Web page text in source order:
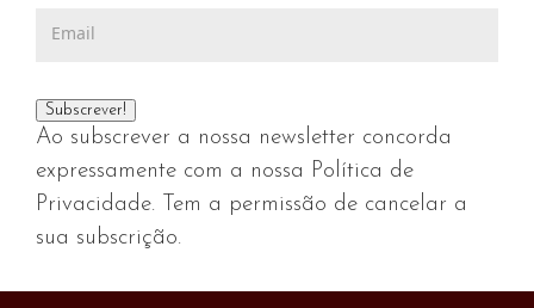
Ao subscrever a nossa newsletter concorda
expressamente com a nossa Política de
Privacidade. Tem a permissão de cancelar a
sua subscrição.